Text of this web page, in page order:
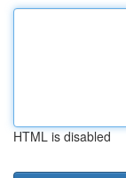
HTML is disabled